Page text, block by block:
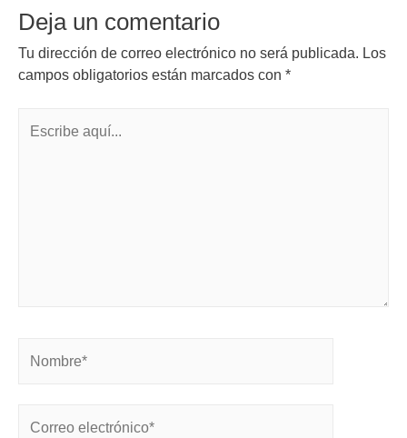
Deja un comentario
Tu dirección de correo electrónico no será publicada. Los
campos obligatorios están marcados con *